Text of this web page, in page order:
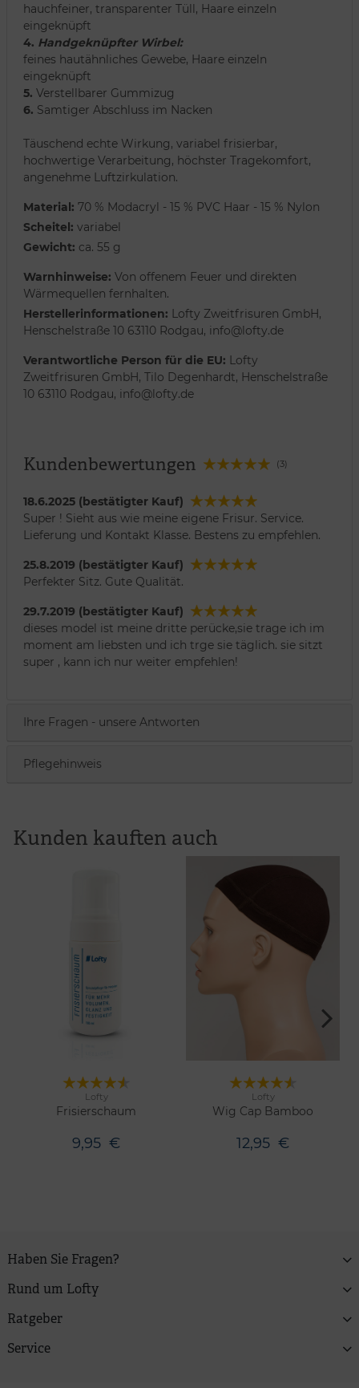
hauchfeiner, transparenter Tüll, Haare einzeln
eingeknüpft
4. Handgeknüpfter Wirbel:
feines hautähnliches Gewebe, Haare einzeln
eingeknüpft
5. Verstellbarer Gummizug
6. Samtiger Abschluss im Nacken
Täuschend echte Wirkung, variabel frisierbar,
hochwertige Verarbeitung, höchster Tragekomfort,
angenehme Luftzirkulation.
Material: 70 % Modacryl - 15 % PVC Haar - 15 % Nylon
Scheitel: variabel
Gewicht: ca. 55 g
Warnhinweise: Von offenem Feuer und direkten
Wärmequellen fernhalten.
Herstellerinformationen: Lofty Zweitfrisuren GmbH,
Henschelstraße 10 63110 Rodgau, info@lofty.de
Verantwortliche Person für die EU: Lofty
Zweitfrisuren GmbH, Tilo Degenhardt, Henschelstraße
10 63110 Rodgau, info@lofty.de
Kundenbewertungen (3)
18.6.2025 (bestätigter Kauf)
Super ! Sieht aus wie meine eigene Frisur. Service.
Lieferung und Kontakt Klasse. Bestens zu empfehlen.
25.8.2019 (bestätigter Kauf)
Perfekter Sitz. Gute Qualität.
29.7.2019 (bestätigter Kauf)
dieses model ist meine dritte perücke,sie trage ich im
moment am liebsten und ich trge sie täglich. sie sitzt
super , kann ich nur weiter empfehlen!
Ihre Fragen - unsere Antworten
Pflegehinweis
Kunden kauften auch
Merken
Lofty
Frisierschaum
9,95 €
Lofty
Wig Cap Bamboo
12,95 €
Haben Sie Fragen?
Rund um Lofty
Ratgeber
Service